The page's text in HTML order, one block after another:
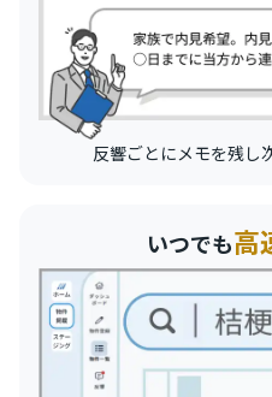
反響ごとにメモを残し
いつでも高